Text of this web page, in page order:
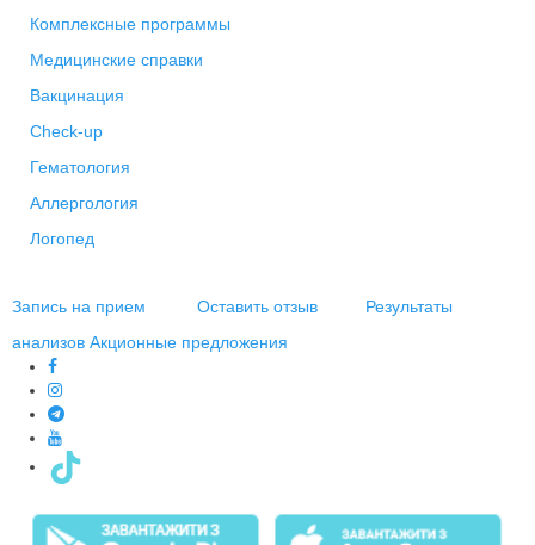
Комплексные программы
Медицинские справки
Вакцинация
Check-up
Гематология
Аллергология
Логопед
Запись на прием Оставить отзыв
Результаты
анализов Акционные предложения